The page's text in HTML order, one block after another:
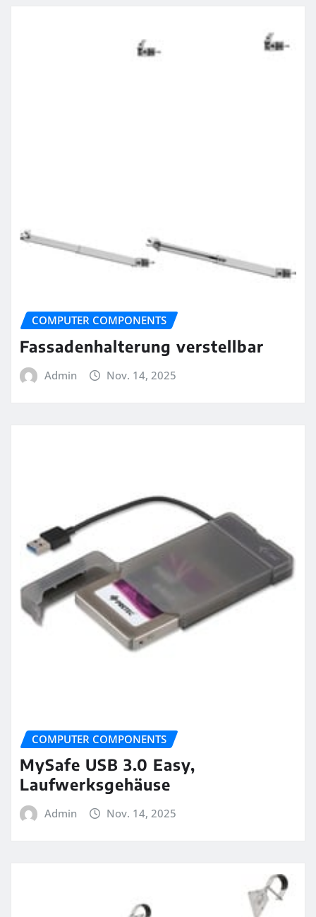
COMPUTER COMPONENTS
Fassadenhalterung verstellbar
Admin Nov. 14, 2025
COMPUTER COMPONENTS
MySafe USB 3.0 Easy,
Laufwerksgehäuse
Admin Nov. 14, 2025